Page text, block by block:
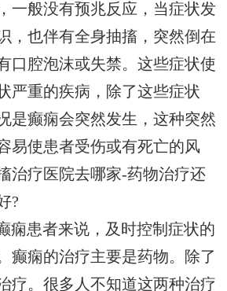
一般没有预兆反应，当症状发
，也伴有全身抽搐，突然倒在
口腔泡沫或失禁。这些症状使
严重的疾病，除了这些症状
是癫痫会突然发生，这种突然
易使患者受伤或有死亡的风
治疗医院去哪家-药物治疗还
?
痫患者来说，及时控制症状的
癫痫的治疗主要是药物。除了
疗。很多人不知道这两种治疗